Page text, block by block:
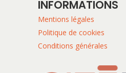
INFORMATIONS
Mentions légales
Politique de cookies
Conditions générales